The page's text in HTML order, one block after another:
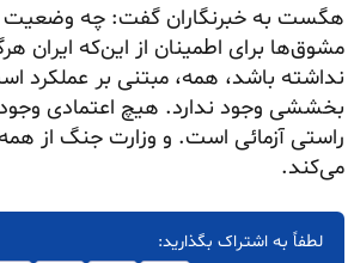
هگست به خبرنگاران گفت: چه وضعیت
مشوق‌ها برای اطمینان از این‌که ایران
نداشته باشد، همه، مبتنی بر عملکرد
بخششی وجود ندارد. هیچ اعتمادی
راستی آزمائی است. و وزارت جنگ از همه
می‌کند.
لطفاً به اشتراک بگذارید: